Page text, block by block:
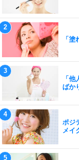
「
「
ばか
ポジ
メイ